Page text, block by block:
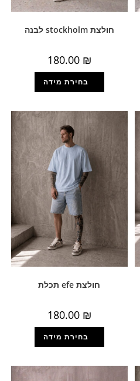
חולצת stockholm לבנה
180.00 ₪
חולצת efe תכלת
180.00 ₪